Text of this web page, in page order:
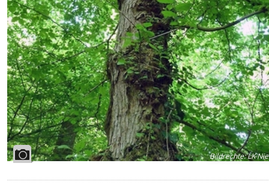
Bildrechte:LK